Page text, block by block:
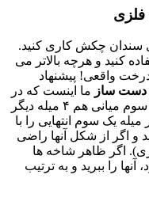
فلزی
سندان چکش کاری کنید.
کنید و هرچه بالاتر می
درخت واقعی! پیشنهاد
دست ساز ما اینست که در
یک سوم انتهایی درختچه ۴ میله و در یک سوم میانی هم ۴ میله دیگر
یک سوم انتهایی را با
اگر از شکل آنها راضی
اگر ظاهر شاخه ها
را ببرید و به ترتیب